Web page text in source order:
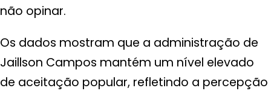
não opinar.
Os dados mostram que a administração de
Jaillson Campos mantém um nível elevado
de aceitação popular, refletindo a percepção